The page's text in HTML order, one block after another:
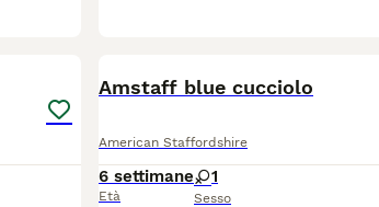
Amstaff blue cucciolo
American Staffordshire
6 settimane
Età
1
Sesso